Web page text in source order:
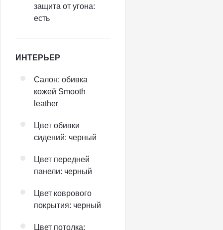
защита от угона:
есть
ИНТЕРЬЕР
Салон: обивка
кожей Smooth
leather
Цвет обивки
сидений: черный
Цвет передней
панели: черный
Цвет коврового
покрытия: черный
Цвет потолка: